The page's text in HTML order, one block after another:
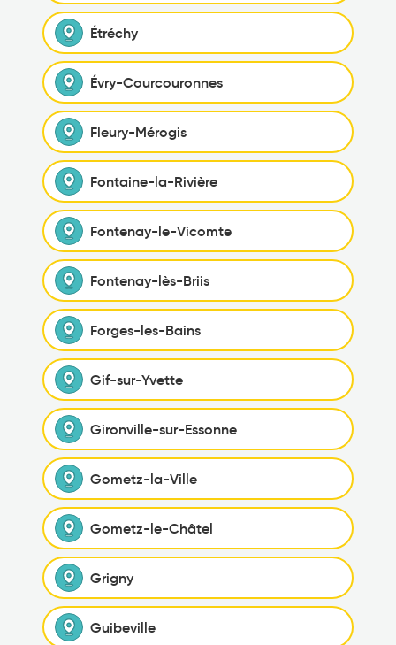
Étréchy
Évry-Courcouronnes
Fleury-Mérogis
Fontaine-la-Rivière
Fontenay-le-Vicomte
Fontenay-lès-Briis
Forges-les-Bains
Gif-sur-Yvette
Gironville-sur-Essonne
Gometz-la-Ville
Gometz-le-Châtel
Grigny
Guibeville